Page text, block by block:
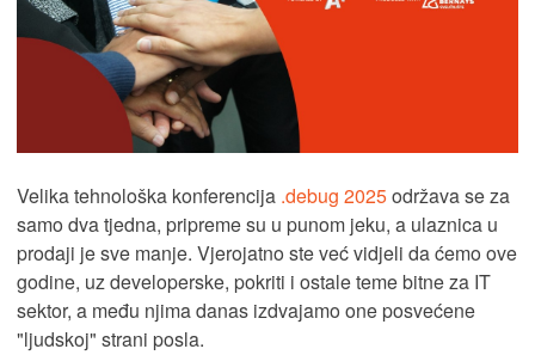
Velika tehnološka konferencija .debug 2025održava se za
samo dva tjedna, pripreme su u punom jeku, a ulaznica u
prodaji je sve manje. Vjerojatno ste već vidjeli da ćemo ove
godine, uz developerske, pokriti i ostale teme bitne za IT
sektor, a među njima danas izdvajamo one posvećene
"ljudskoj" strani posla.